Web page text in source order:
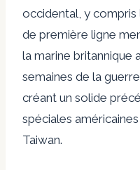
occidental, y
de première ligne
la marine britannique
semaines de la
créant un solide
spéciales
Taiwan.